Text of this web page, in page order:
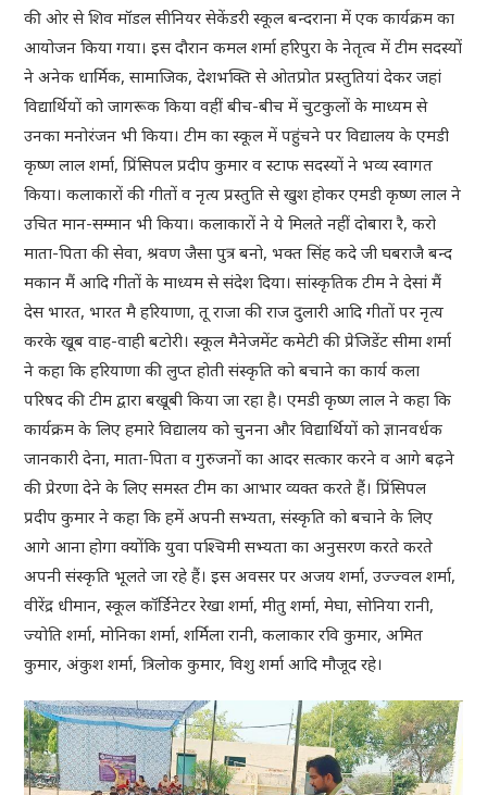
की ओर से शिव मॉडल सीनियर सेकेंडरी स्कूल बन्दराना में एक कार्यक्रम का
आयोजन किया गया। इस दौरान कमल शर्मा हरिपुरा के नेतृत्व में टीम सदस्यों
ने अनेक धार्मिक, सामाजिक, देशभक्ति से ओतप्रोत प्रस्तुतियां देकर जहां
विद्यार्थियों को जागरूक किया वहीं बीच-बीच में चुटकुलों के माध्यम से
उनका मनोरंजन भी किया। टीम का स्कूल में पहुंचने पर विद्यालय के एमडी
कृष्ण लाल शर्मा, प्रिंसिपल प्रदीप कुमार व स्टाफ सदस्यों ने भव्य स्वागत
किया। कलाकारों की गीतों व नृत्य प्रस्तुति से खुश होकर एमडी कृष्ण लाल ने
उचित मान-सम्मान भी किया। कलाकारों ने ये मिलते नहीं दोबारा रै, करो
माता-पिता की सेवा, श्रवण जैसा पुत्र बनो, भक्त सिंह कदे जी घबराजै बन्द
मकान मैं आदि गीतों के माध्यम से संदेश दिया। सांस्कृतिक टीम ने देसां मैं
देस भारत, भारत मै हरियाणा, तू राजा की राज दुलारी आदि गीतों पर नृत्य
करके खूब वाह-वाही बटोरी। स्कूल मैनेजमेंट कमेटी की प्रेजिडेंट सीमा शर्मा
ने कहा कि हरियाणा की लुप्त होती संस्कृति को बचाने का कार्य कला
परिषद की टीम द्वारा बखूबी किया जा रहा है। एमडी कृष्ण लाल ने कहा कि
कार्यक्रम के लिए हमारे विद्यालय को चुनना और विद्यार्थियों को ज्ञानवर्धक
जानकारी देना, माता-पिता व गुरुजनों का आदर सत्कार करने व आगे बढ़ने
की प्रेरणा देने के लिए समस्त टीम का आभार व्यक्त करते हैं। प्रिंसिपल
प्रदीप कुमार ने कहा कि हमें अपनी सभ्यता, संस्कृति को बचाने के लिए
आगे आना होगा क्योंकि युवा पश्चिमी सभ्यता का अनुसरण करते करते
अपनी संस्कृति भूलते जा रहे हैं। इस अवसर पर अजय शर्मा, उज्ज्वल शर्मा,
वीरेंद्र धीमान, स्कूल कॉर्डिनेटर रेखा शर्मा, मीतु शर्मा, मेघा, सोनिया रानी,
ज्योति शर्मा, मोनिका शर्मा, शर्मिला रानी, कलाकार रवि कुमार, अमित
कुमार, अंकुश शर्मा, त्रिलोक कुमार, विशु शर्मा आदि मौजूद रहे।